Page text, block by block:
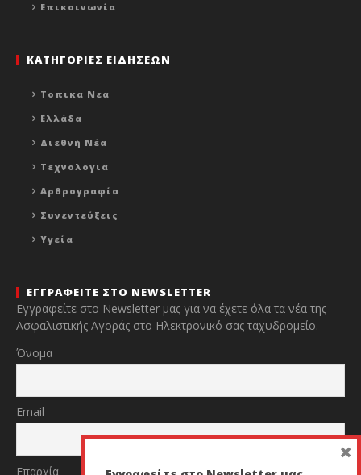
Επικοινωνία
ΚΑΤΗΓΟΡΙΕΣ ΕΙΔΗΣΕΩΝ
Τοπικα Νεα
Ελλάδα
Διεθνή Νέα
Τεχνολογια
Αρθρογραφία
Συνεντεύξεις
Υγεία
ΕΓΓΡΑΦΕΙΤΕ ΣΤΟ NEWSLETTER
Εγγραφείτε στο Newsletter μας για να έχετε όλα τα νέα της
Ασφαλιστικής Αγοράς στο Ηλεκτρονικό σας ταχυδρομείο.
Όνομα
Email
Επαρχία
×